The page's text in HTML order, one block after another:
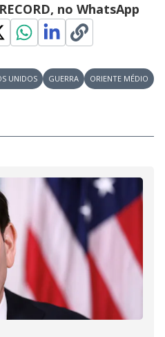
no WhatsApp
UNIDOS GUERRA ORIENTE MÉDIO